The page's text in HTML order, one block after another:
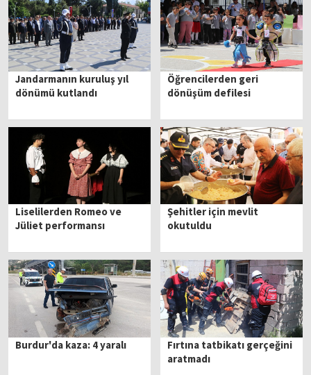
Jandarmanın kuruluş yıl
dönümü kutlandı
Öğrencilerden geri
dönüşüm defilesi
Liselilerden Romeo ve
Jüliet performansı
Şehitler için mevlit
okutuldu
Burdur'da kaza: 4 yaralı
Fırtına tatbikatı gerçeğini
aratmadı